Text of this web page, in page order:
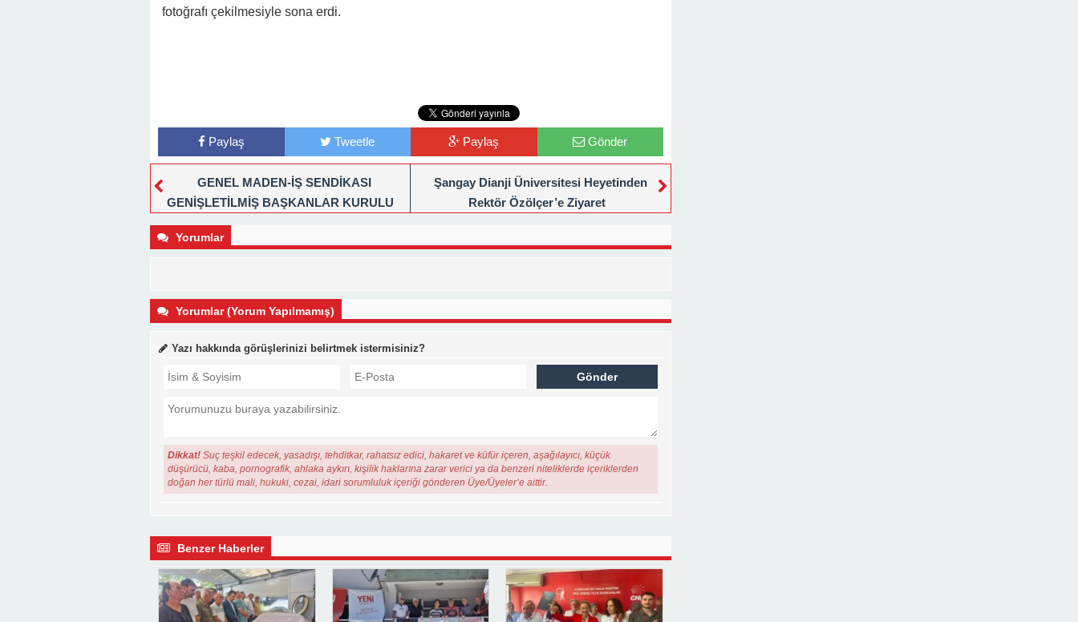
fotoğrafı çekilmesiyle sona erdi.
Paylaş Tweetle Paylaş Gönder
GENEL MADEN-İŞ SENDİKASI
GENİŞLETİLMİŞ BAŞKANLAR KURULU
Şangay Dianji Üniversitesi Heyetinden
Rektör Özölçer’e Ziyaret
Yorumlar
Yorumlar (Yorum Yapılmamış)
Yazı hakkında görüşlerinizi belirtmek istermisiniz?
Dikkat! Suç teşkil edecek, yasadışı, tehditkar, rahatsız edici, hakaret ve küfür içeren, aşağılayıcı, küçük
düşürücü, kaba, pornografik, ahlaka aykırı, kişilik haklarına zarar verici ya da benzeri niteliklerde içeriklerden
doğan her türlü mali, hukuki, cezai, idari sorumluluk içeriği gönderen Üye/Üyeler’e aittir.
Benzer Haberler